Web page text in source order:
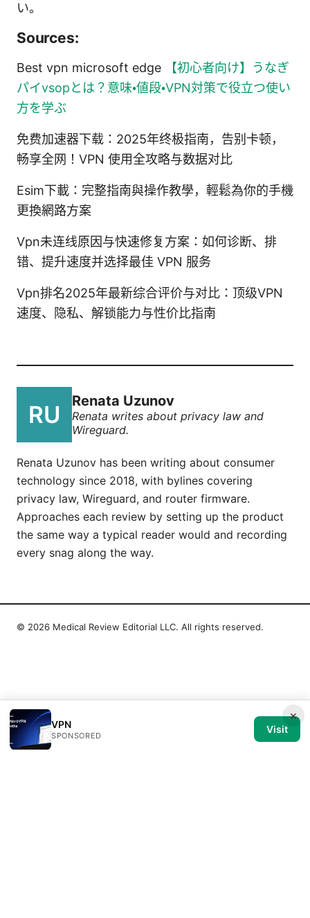
い。
Sources:
Best vpn microsoft edge
【初心者向け】うなぎ
パイvsopとは？意味・値段・VPN対策で役立つ使い
方を学ぶ
免费加速器下载：2025年终极指南，告别卡顿，
畅享全网！VPN 使用全攻略与数据对比
Esim下載：完整指南與操作教學，輕鬆為你的手機
更換網路方案
Vpn未连线原因与快速修复方案：如何诊断、排
错、提升速度并选择最佳 VPN 服务
Vpn排名2025年最新综合评价与对比：顶级VPN
速度、隐私、解锁能力与性价比指南
Renata Uzunov
Renata writes about privacy law and
Wireguard.
Renata Uzunov has been writing about consumer
technology since 2018, with bylines covering
privacy law, Wireguard, and router firmware.
Approaches each review by setting up the product
the same way a typical reader would and recording
every snag along the way.
×
VPN
SPONSORED
Visit
© 2026 Medical Review Editorial LLC. All rights reserved.